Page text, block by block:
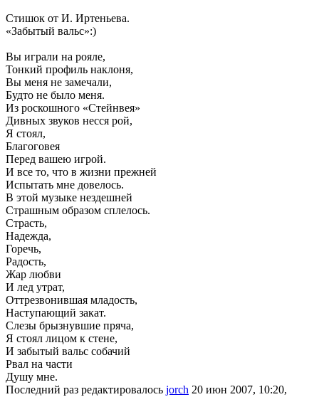
Стишок от И. Иртеньева.
«Забытый вальс»:)
Вы играли на рояле,
Тонкий профиль наклоня,
Вы меня не замечали,
Будто не было меня.
Из роскошного «Стейнвея»
Дивных звуков несся рой,
Я стоял,
Благоговея
Перед вашею игрой.
И все то, что в жизни прежней
Испытать мне довелось.
В этой музыке нездешней
Страшным образом сплелось.
Страсть,
Надежда,
Горечь,
Радость,
Жар любви
И лед утрат,
Оттрезвонившая младость,
Наступающий закат.
Слезы брызнувшие пряча,
Я стоял лицом к стене,
И забытый вальс собачий
Рвал на части
Душу мне.
Последний раз редактировалось jorch 20 июн 2007, 10:20,